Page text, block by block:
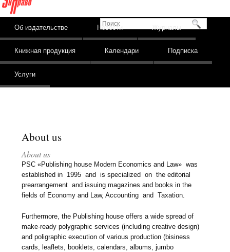
экономика и право
Main menu
Skip to content
Поиск
Об издательстве Новости Журналы
Книжная продукция Календари Подписка
Услуги
About us
About us
PSC «Publishing house Modern Economics and Law» was
established in 1995 and is specialized on the editorial
prearrangement and issuing magazines and books in the
fields of Economy and Law, Accounting and Taxation.
Furthermore, the Publishing house offers a wide spread of
make-ready polygraphic services (including creative design)
and poligraphic execution of various production (bisiness
cards, leaflets, booklets, calendars, albums, jumbo